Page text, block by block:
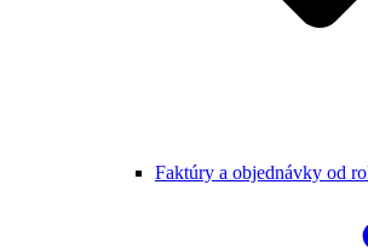
Faktúry a objednávky od